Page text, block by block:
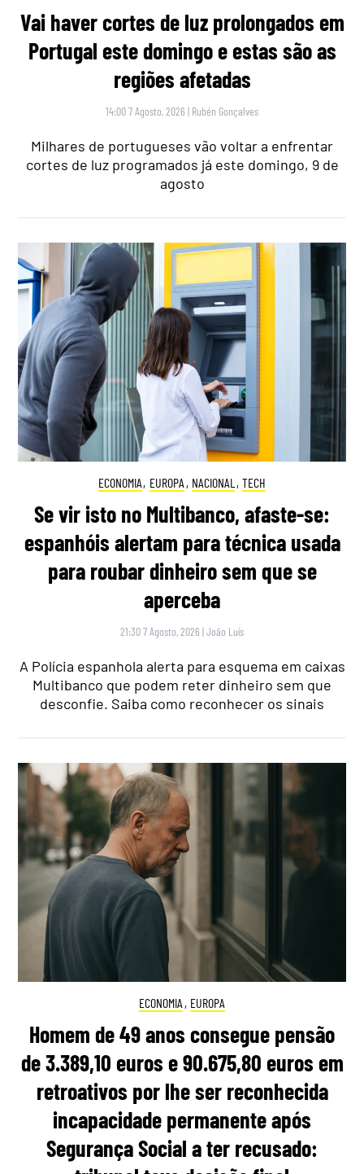
Vai haver cortes de luz prolongados em
Portugal este domingo e estas são as
regiões afetadas
14:00 7 Agosto, 2026 | Rubén Gonçalves
Milhares de portugueses vão voltar a enfrentar
cortes de luz programados já este domingo, 9 de
agosto
ECONOMIA, EUROPA , NACIONAL , TECH
Se vir isto no Multibanco, afaste-se:
espanhóis alertam para técnica usada
para roubar dinheiro sem que se
aperceba
21:30 7 Agosto, 2026 |João Luís
A Polícia espanhola alerta para esquema em caixas
Multibanco que podem reter dinheiro sem que
desconfie. Saiba como reconhecer os sinais
ECONOMIA , EUROPA
Homem de 49 anos consegue pensão
de 3.389,10 euros e 90.675,80 euros em
retroativos por lhe ser reconhecida
incapacidade permanente após
Segurança Social a ter recusado: